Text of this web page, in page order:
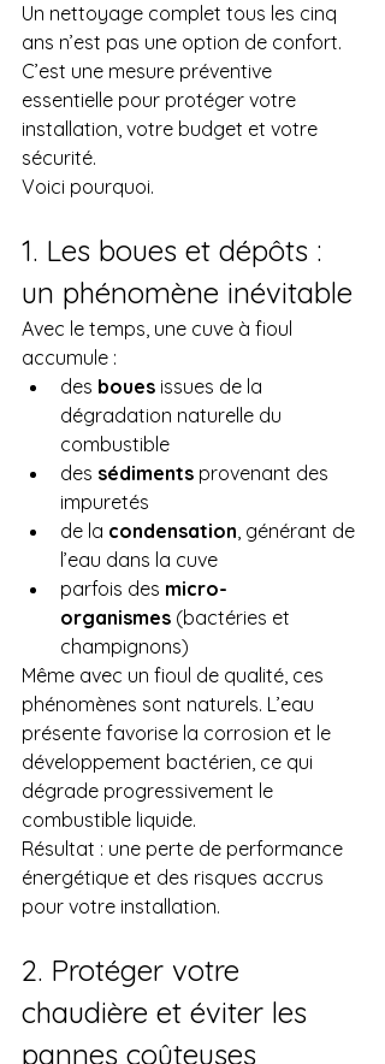
Un nettoyage complet tous les cinq
ans n’est pas une option de confort.
C’est une mesure préventive
essentielle pour protéger votre
installation, votre budget et votre
sécurité.
Voici pourquoi.
1. Les boues et dépôts :
un phénomène inévitable
Avec le temps, une cuve à fioul
accumule :
des boues issues de la
dégradation naturelle du
combustible
des sédiments provenant des
impuretés
de la condensation, générant de
l’eau dans la cuve
parfois des micro-
organismes (bactéries et
champignons)
Même avec un fioul de qualité, ces
phénomènes sont naturels. L’eau
présente favorise la corrosion et le
développement bactérien, ce qui
dégrade progressivement le
combustible liquide.
Résultat : une perte de performance
énergétique et des risques accrus
pour votre installation.
2. Protéger votre
chaudière et éviter les
pannes coûteuses